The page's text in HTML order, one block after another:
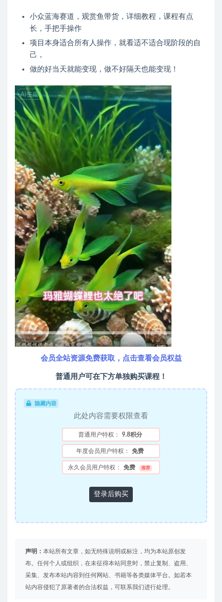
小众蓝海赛道，观赏鱼带货，详细教程，课程有点
长，手把手操作
项目本身适合所有人操作，就看适不适合现阶段的自
己，
做的好当天就能变现，做不好隔天也能变现！
会员全站资源免费获取，点击查看会员权益
普通用户可在下方单独购买课程！
隐藏内容
此处内容需要权限查看
普通用户特权： 9.8积分
年度会员用户特权： 免费
永久会员用户特权： 免费 推荐
登录后购买
声明： 本站所有文章，如无特殊说明或标注，均为本站原创发
布。任何个人或组织，在未征得本站同意时，禁止复制、盗用、
采集、发布本站内容到任何网站、书籍等各类媒体平台。如若本
站内容侵犯了原著者的合法权益，可联系我们进行处理。